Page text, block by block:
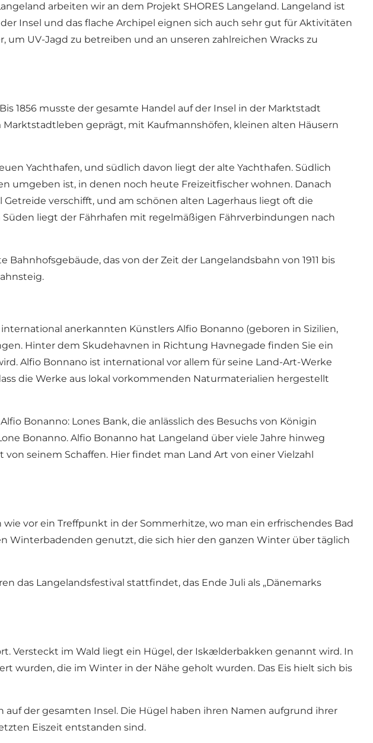
arbeiten wir an dem Projekt SHORES Langeland. Langeland ist
Insel und das flache Archipel eignen sich auch sehr gut für Aktivitäten
um UV-Jagd zu betreiben und an unseren zahlreichen Wracks zu
1856 musste der gesamte Handel auf der Insel in der Marktstadt
geprägt, mit Kaufmannshöfen, kleinen alten Häusern
Yachthafen, und südlich davon liegt der alte Yachthafen. Südlich
umgeben ist, in denen noch heute Freizeitfischer wohnen. Danach
verschifft, und am schönen alten Lagerhaus liegt oft die
liegt der Fährhafen mit regelmäßigen Fährverbindungen nach
das von der Zeit der Langelandsbahn von 1911 bis
anerkannten Künstlers Alfio Bonanno (geboren in Sizilien,
Hinter dem Skudehavnen in Richtung Havnegade finden Sie ein
Alfio Bonnano ist international vor allem für seine Land-Art-Werke
die Werke aus lokal vorkommenden Naturmaterialien hergestellt
Bonanno: Lones Bank, die anlässlich des Besuchs von Königin
Bonanno. Alfio Bonanno hat Langeland über viele Jahre hinweg
seinem Schaffen. Hier findet man Land Art von einer Vielzahl
vor ein Treffpunkt in der Sommerhitze, wo man ein erfrischendes Bad
Winterbadenden genutzt, die sich hier den ganzen Winter über täglich
das Langelandsfestival stattfindet, das Ende Juli als „Dänemarks
Versteckt im Wald liegt ein Hügel, der Iskælderbakken genannt wird. In
wurden, die im Winter in der Nähe geholt wurden. Das Eis hielt sich bis
der gesamten Insel. Die Hügel haben ihren Namen aufgrund ihrer
Eiszeit entstanden sind.